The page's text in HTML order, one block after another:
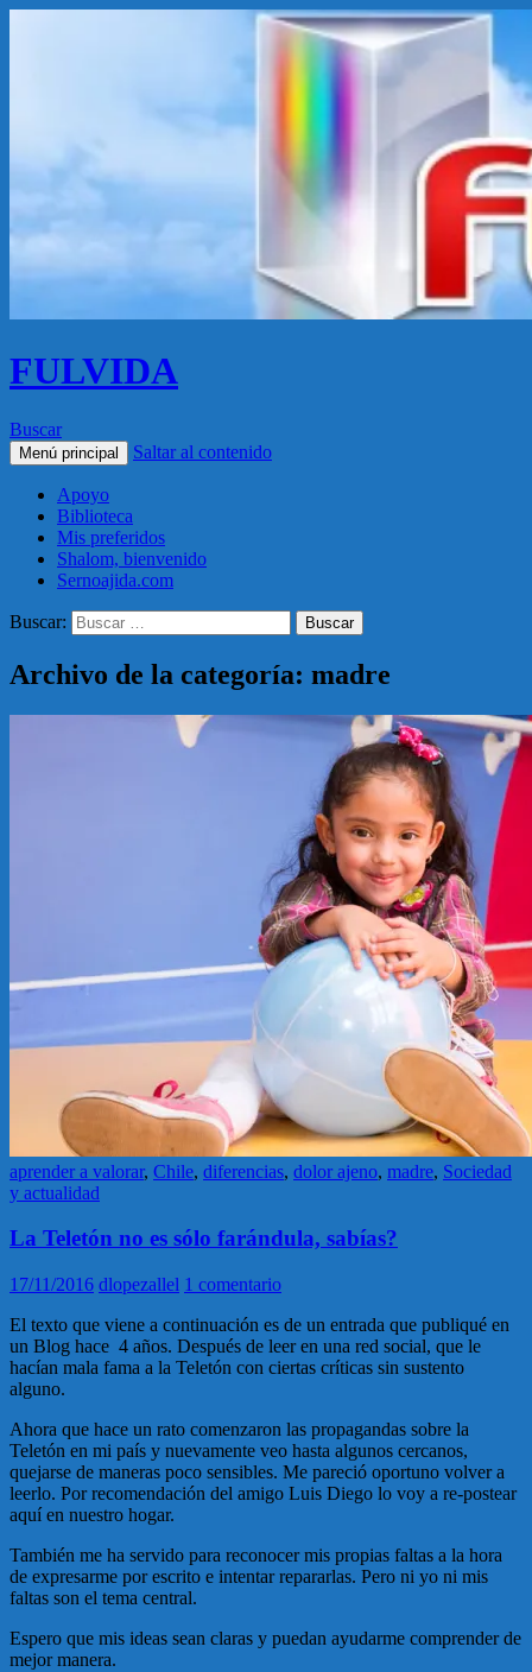
FULVIDA
Buscar
Menú principal Saltar al contenido
Apoyo
Biblioteca
Mis preferidos
Shalom, bienvenido
Sernoajida.com
Buscar:
Archivo de la categoría: madre
aprender a valorar, Chile, diferencias, dolor ajeno, madre, Sociedad
y actualidad
La Teletón no es sólo farándula, sabías?
17/11/2016 dlopezallel 1 comentario
El texto que viene a continuación es de un entrada que publiqué en
un Blog hace 4 años. Después de leer en una red social, que le
hacían mala fama a la Teletón con ciertas críticas sin sustento
alguno.
Ahora que hace un rato comenzaron las propagandas sobre la
Teletón en mi país y nuevamente veo hasta algunos cercanos,
quejarse de maneras poco sensibles. Me pareció oportuno volver a
leerlo. Por recomendación del amigo Luis Diego lo voy a re-postear
aquí en nuestro hogar.
También me ha servido para reconocer mis propias faltas a la hora
de expresarme por escrito e intentar repararlas. Pero ni yo ni mis
faltas son el tema central.
Espero que mis ideas sean claras y puedan ayudarme comprender de
mejor manera.